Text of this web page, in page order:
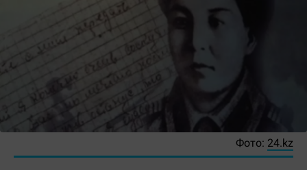
Фото: 24.kz